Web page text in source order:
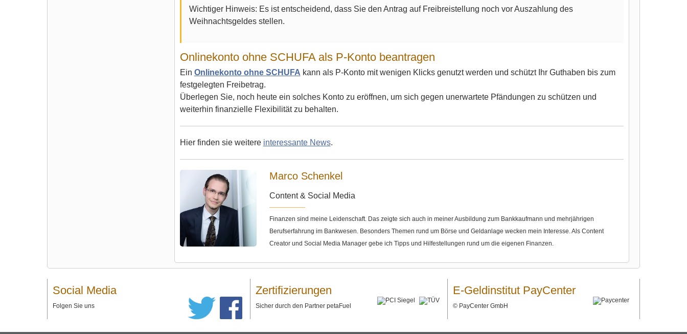
Wichtiger Hinweis: Es ist entscheidend, dass Sie den Antrag auf Freibreistellung noch vor Auszahlung des
Weihnachtsgeldes stellen.
Onlinekonto ohne SCHUFA als P-Konto beantragen
Ein Onlinekonto ohne SCHUFA kann als P-Konto mit wenigen Klicks genutzt werden und schützt Ihr Guthaben bis zum
festgelegten Freibetrag.
Überlegen Sie, noch heute ein solches Konto zu eröffnen, um sich gegen unerwartete Pfändungen zu schützen und
weiterhin finanzielle Flexibilität zu behalten.
Hier finden sie weitere interessante News.
Marco Schenkel
Content & Social Media
Finanzen sind meine Leidenschaft. Das zeigte sich auch in meiner Ausbildung zum Bankkaufmann und mehrjährigen
Berufserfahrung im Bankwesen. Besonders Themen rund um Börse und Geldanlage wecken mein Interesse. Als Content
Creator und Social Media Manager gebe ich Tipps und Hilfestellungen rund um die eigenen Finanzen.
Social Media
Folgen Sie uns
Zertifizierungen
Sicher durch den Partner petaFuel
E-Geldinstitut PayCenter
© PayCenter GmbH